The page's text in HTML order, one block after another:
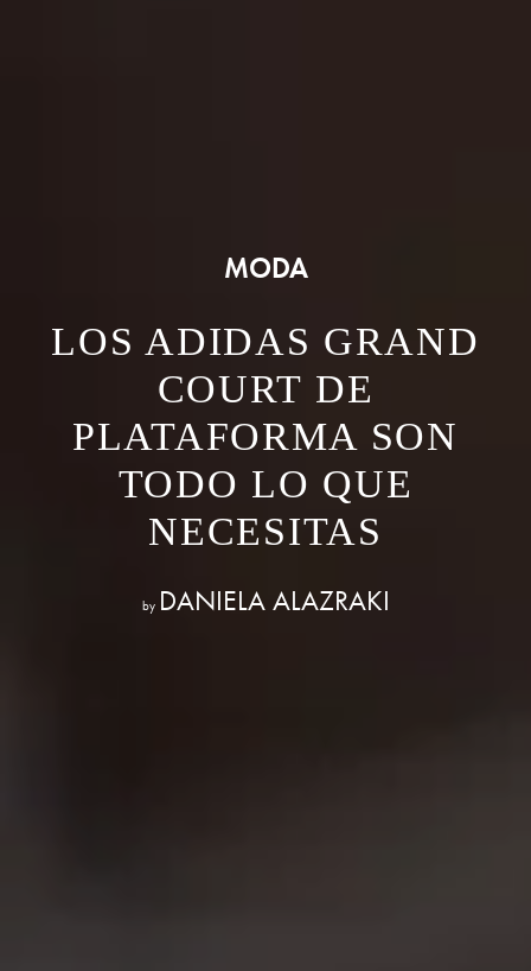
MODA
LOS ADIDAS GRAND
COURT DE
PLATAFORMA SON
TODO LO QUE
NECESITAS
by DANIELA ALAZRAKI